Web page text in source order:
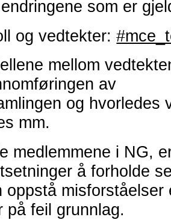
som er
og vedtekter:
mellom
av
og hvorledes
mm.
medlemmene i NG,
å forholde
oppstå misforståelser
på feil grunnlag.